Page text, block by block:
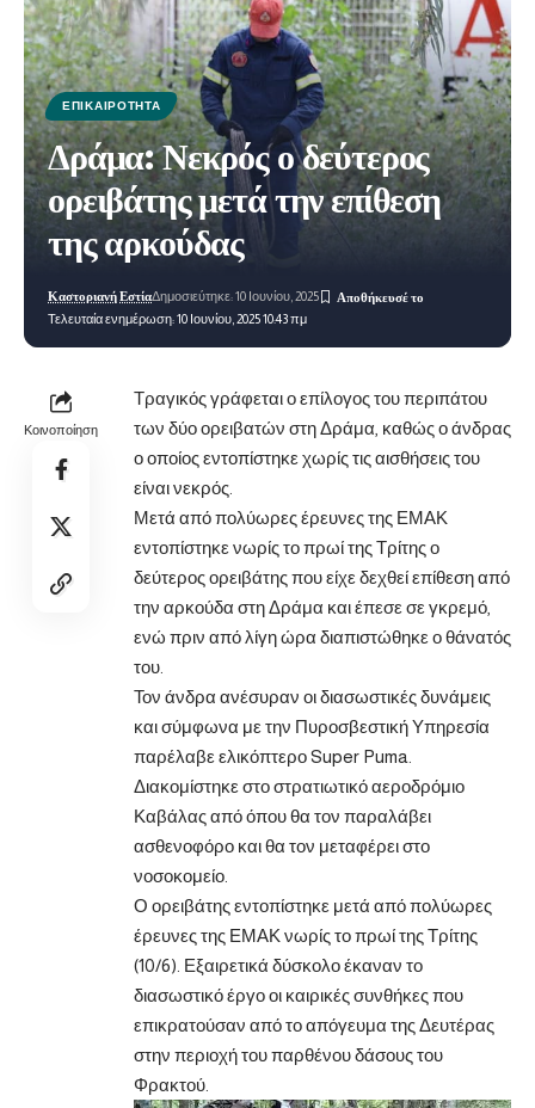
ΕΠΙΚΑΙΡΌΤΗΤΑ
Δράμα: Νεκρός ο δεύτερος
ορειβάτης μετά την επίθεση
της αρκούδας
Τελευταία ενημέρωση: 10 Ιουνίου, 2025 10:43 πμ
Καστοριανή ΕστίαΔημοσιεύτηκε: 10 Ιουνίου, 2025
Κοινοποίηση
Τραγικός γράφεται ο επίλογος του περιπάτου
των δύο ορειβατών στη Δράμα, καθώς ο άνδρας
ο οποίος εντοπίστηκε χωρίς τις αισθήσεις του
είναι νεκρός.
Μετά από πολύωρες έρευνες της ΕΜΑΚ
εντοπίστηκε νωρίς το πρωί της Τρίτης ο
δεύτερος ορειβάτης που είχε δεχθεί επίθεση από
την αρκούδα στη Δράμα και έπεσε σε γκρεμό,
ενώ πριν από λίγη ώρα διαπιστώθηκε ο θάνατός
του.
Τον άνδρα ανέσυραν οι διασωστικές δυνάμεις
και σύμφωνα με την Πυροσβεστική Υπηρεσία
παρέλαβε ελικόπτερο Super Puma.
Διακομίστηκε στο στρατιωτικό αεροδρόμιο
Καβάλας από όπου θα τον παραλάβει
ασθενοφόρο και θα τον μεταφέρει στο
νοσοκομείο.
Ο ορειβάτης εντοπίστηκε μετά από πολύωρες
έρευνες της ΕΜΑΚ νωρίς το πρωί της Τρίτης
(10/6). Εξαιρετικά δύσκολο έκαναν το
διασωστικό έργο οι καιρικές συνθήκες που
επικρατούσαν από το απόγευμα της Δευτέρας
στην περιοχή του παρθένου δάσους του
Φρακτού.